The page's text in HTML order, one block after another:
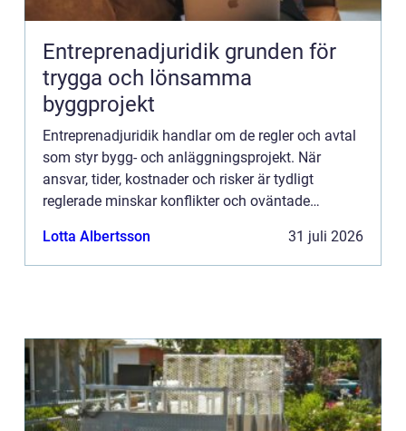
Entreprenadjuridik grunden för
trygga och lönsamma
byggprojekt
Entreprenadjuridik handlar om de regler och avtal
som styr bygg- och anläggningsprojekt. När
ansvar, tider, kostnader och risker är tydligt
reglerade minskar konflikter och oväntade
snabbt bli en källa ...
Lotta Albertsson 31 juli 2026